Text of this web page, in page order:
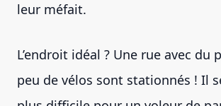
leur méfait.
L’endroit idéal ? Une rue avec du
peu de vélos sont stationnés ! Il